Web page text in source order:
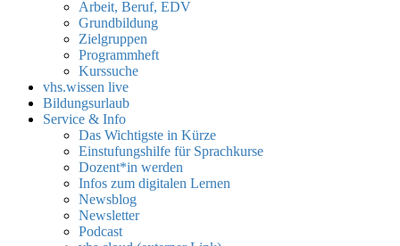
Arbeit, Beruf, EDV
Grundbildung
Zielgruppen
Programmheft
Kurssuche
vhs.wissen live
Bildungsurlaub
Service & Info
Das Wichtigste in Kürze
Einstufungshilfe für Sprachkurse
Dozent*in werden
Infos zum digitalen Lernen
Newsblog
Newsletter
Podcast